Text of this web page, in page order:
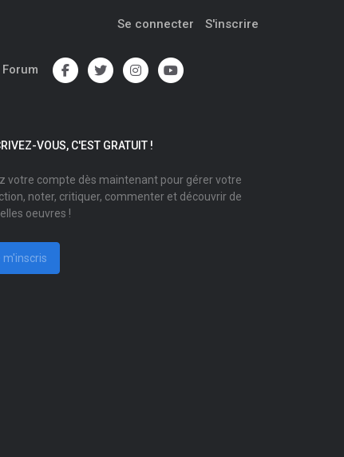
Se connecter S'inscrire
Forum
VOUS, C'EST GRATUIT !
votre compte dès maintenant pour gérer votre
noter, critiquer, commenter et découvrir de
oeuvres !
m'inscris